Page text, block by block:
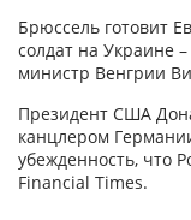
Брюссель готовит
солдат на Украине
министр Венгрии
Президент США
канцлером
убежденность, что
Financial Times.